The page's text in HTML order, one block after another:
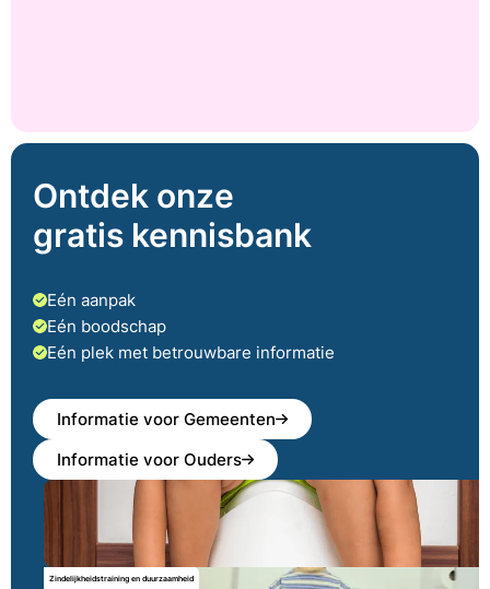
Ontdek onze
gratis kennisbank
Eén aanpak
Eén boodschap
Eén plek met betrouwbare informatie
Informatie voor Gemeenten
Informatie voor Ouders
Zindelijkheidstraining en duurzaamheid